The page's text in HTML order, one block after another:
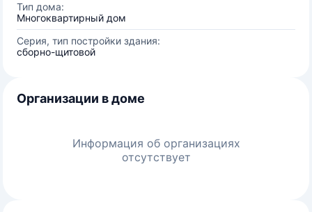
Тип дома:
Многоквартирный дом
Серия, тип постройки здания:
сборно-щитовой
Организации в доме
Информация об организациях
отсутствует